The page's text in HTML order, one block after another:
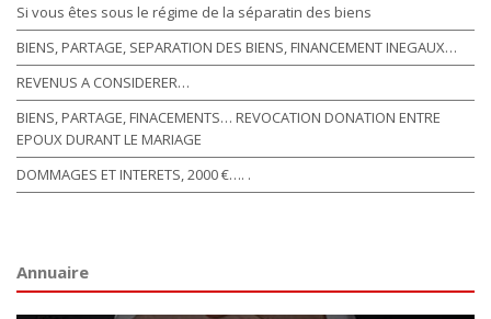
Si vous êtes sous le régime de la séparatin des biens
BIENS, PARTAGE, SEPARATION DES BIENS, FINANCEMENT INEGAUX…
REVENUS A CONSIDERER…
BIENS, PARTAGE, FINACEMENTS… REVOCATION DONATION ENTRE
EPOUX DURANT LE MARIAGE
DOMMAGES ET INTERETS, 2000 €…. .
Annuaire